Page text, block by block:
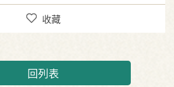
收藏
回列表